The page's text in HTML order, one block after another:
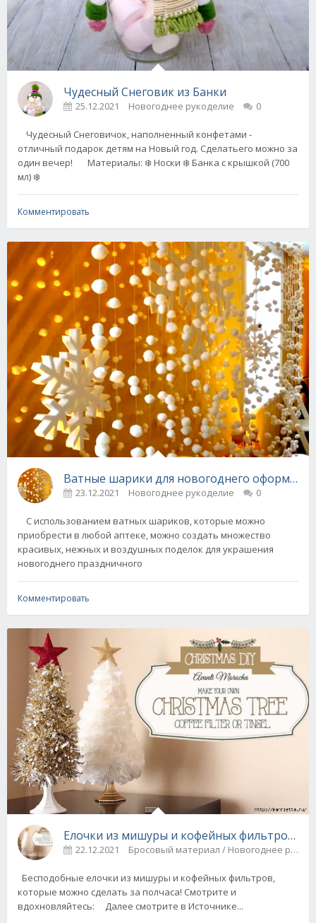
Чудесный Снеговик из Банки
25.12.2021 Новогоднее рукоделие 0
Чудесный Снеговичок, наполненный конфетами -
отличный подарок детям на Новый год. Сделатьего можно за
один вечер! Материалы: ❄️ Носки ❄️ Банка с крышкой (700
мл) ❄️
Комментировать
Ватные шарики для новогоднего
23.12.2021 Новогоднее рукоделие 0
С использованием ватных шариков, которые можно
приобрести в любой аптеке, можно создать множество
красивых, нежных и воздушных поделок для украшения
новогоднего праздничного
Комментировать
Елочки из мишуры и кофейных фильтров за
22.12.2021 Бросовый материал / Новогоднее
Бесподобные елочки из мишуры и кофейных фильтров,
которые можно сделать за полчаса! Смотрите и
вдохновляйтесь: Далее смотрите в Источнике...